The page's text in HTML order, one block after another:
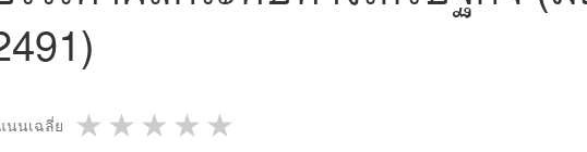
นนเฉลี่ย 4 stars
3 stars
2 stars
1 star